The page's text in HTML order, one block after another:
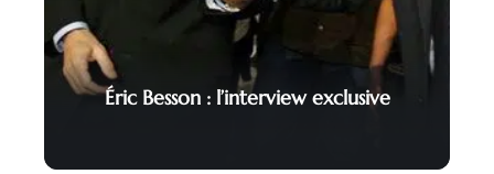
Éric Besson : l’interview exclusive